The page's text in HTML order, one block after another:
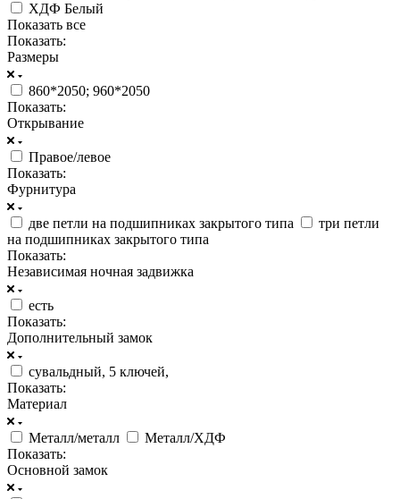
ХДФ Белый
Показать все
Показать:
Размеры
860*2050; 960*2050
Показать:
Открывание
Правое/левое
Показать:
Фурнитура
две петли на подшипниках закрытого типа
три петли
на подшипниках закрытого типа
Показать:
Независимая ночная задвижка
есть
Показать:
Дополнительный замок
сувальдный, 5 ключей,
Показать:
Материал
Металл/металл
Металл/ХДФ
Показать:
Основной замок